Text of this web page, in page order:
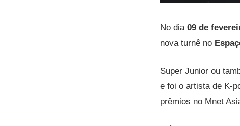
No dia09 de
nova turnê no
Super Junior ou
e foi o artista de K-
prêmios no Mnet